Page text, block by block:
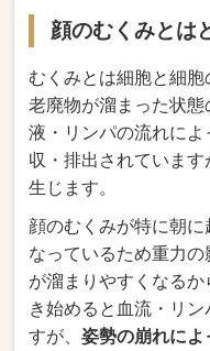
顔のむくみとは
むくみとは細胞と細
老廃物が溜まった状
液・リンパの流れに
収・排出されていま
生じます。
顔のむくみが特に朝
なっているため重力
が溜まりやすくなる
き始めると血流・リ
すが、姿勢の崩れによ